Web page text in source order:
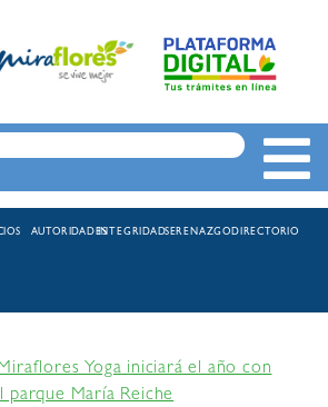
AUTORIDADESINTEGRIDADSERENAZGODIRECTORIO
Yoga iniciará el año con
María Reiche